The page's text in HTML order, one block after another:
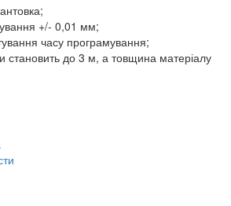
+/- 0,01 мм;
часу програмування;
становить до 3 м, а товщина матеріалу